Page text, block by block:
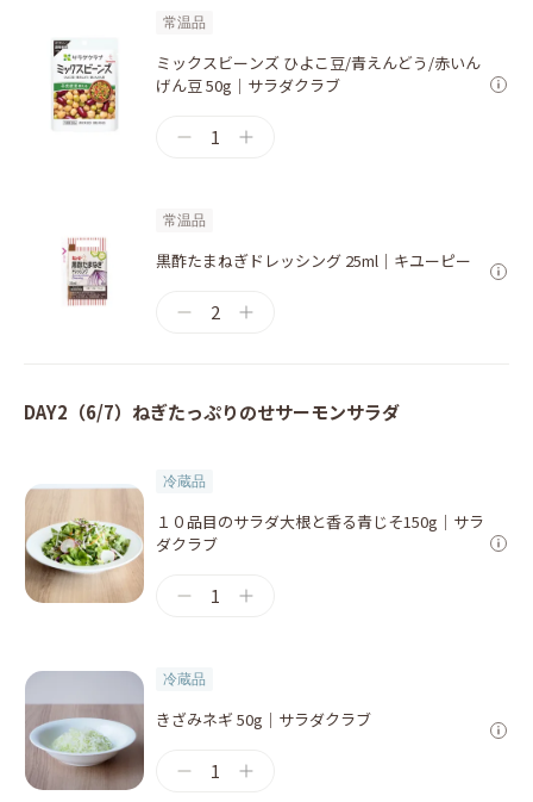
常温品
ミックスビーンズ ひよこ豆/青えんどう/赤いん
げん豆 50g｜サラダクラブ
1
常温品
黒酢たまねぎドレッシング 25ml｜キユーピー
2
DAY2（6/7）ねぎたっぷりのせサーモンサラダ
冷蔵品
１０品目のサラダ大根と香る青じそ150g｜サラ
ダクラブ
1
冷蔵品
きざみネギ 50g｜サラダクラブ
1